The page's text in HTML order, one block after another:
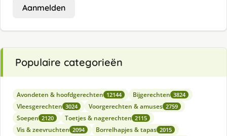
Aanmelden
Populaire categorieën
Avondeten & hoofdgerechten 12144 Bijgerechten 3824
Vleesgerechten 3024 Voorgerechten & amuses 2759
Soepen 2120 Toetjes & nagerechten 2115
Vis & zeevruchten 2094 Borrelhapjes & tapas 2015